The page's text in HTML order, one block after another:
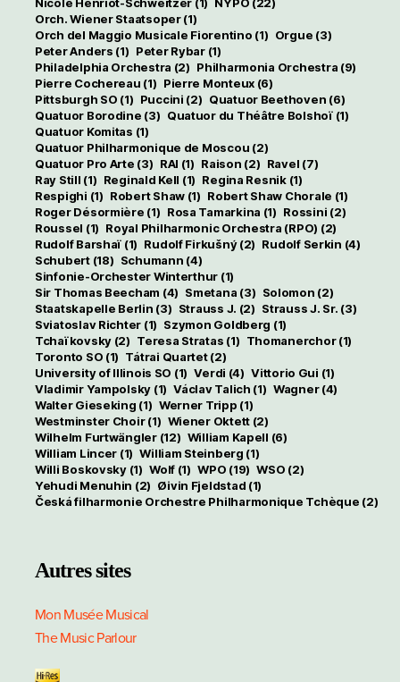
Orch. Wiener Staatsoper(1)
Orch del Maggio Musicale Fiorentino (1) Orgue (3)
Peter Anders (1) Peter Rybar(1)
Philadelphia Orchestra (2) Philharmonia Orchestra (9)
Pierre Cochereau (1) Pierre Monteux (6)
Pittsburgh SO (1) Puccini (2) Quatuor Beethoven (6)
Quatuor Borodine (3) Quatuor du Théâtre Bolshoï(1)
Quatuor Komitas (1)
Quatuor Philharmonique de Moscou (2)
Quatuor Pro Arte (3) RAI (1) Raison (2) Ravel (7)
Ray Still (1) Reginald Kell (1) Regina Resnik(1)
Respighi (1) Robert Shaw(1) Robert Shaw Chorale (1)
Roger Désormière (1) Rosa Tamarkina (1) Rossini (2)
Roussel (1) Royal Philharmonic Orchestra (RPO) (2)
Rudolf Barshaï (1) Rudolf Firkušný(2) Rudolf Serkin (4)
Schubert(18) Schumann (4)
Sinfonie-Orchester Winterthur (1)
Sir Thomas Beecham (4) Smetana (3) Solomon (2)
Staatskapelle Berlin (3) Strauss J. (2) Strauss J. Sr. (3)
Sviatoslav Richter (1) Szymon Goldberg (1)
Tchaïkovsky(2) Teresa Stratas (1) Thomanerchor(1)
Toronto SO (1) Tátrai Quartet(2)
University of Illinois SO (1) Verdi (4) Vittorio Gui (1)
Vladimir Yampolsky (1) Václav Talich (1) Wagner(4)
Walter Gieseking (1) Werner Tripp (1)
Westminster Choir(1) Wiener Oktett (2)
Wilhelm Furtwängler(12) William Kapell (6)
William Lincer (1) William Steinberg (1)
Willi Boskovsky(1) Wolf(1) WPO (19) WSO (2)
Yehudi Menuhin (2) Øivin Fjeldstad (1)
Česká filharmonie Orchestre Philharmonique Tchèque (2)
Autres sites
Mon Musée Musical
The Music Parlour